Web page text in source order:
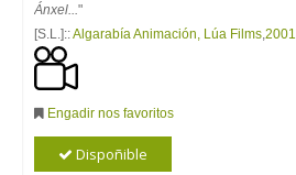
Ánxel..."
[S.L.]::Algarabía Animación, Lúa Films,2001
Engadir nos favoritos
Dispoñible